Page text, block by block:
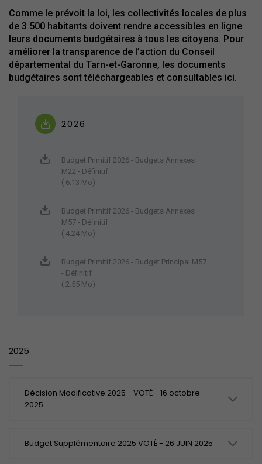
Comme le prévoit la loi, les collectivités locales de plus
de 3 500 habitants doivent rendre accessibles en ligne
leurs documents budgétaires à tous les citoyens. Pour
améliorer la transparence de l’action du Conseil
départemental du Tarn-et-Garonne, les documents
budgétaires sont téléchargeables et consultables ici.
2026
Budget Primitif 2026 - Budgets Annexes
M22 - Définitif
( 6.13 Mo)
Budget Primitif 2026 - Budgets Annexes
M57 - Définitif
( 4.24 Mo)
Budget Primitif 2026 - Budget Principal M57
- Définitif
( 2.55 Mo)
2025
Décision Modificative 2025 - VOTÉ - 16 octobre
2025
Budget Supplémentaire 2025 VOTÉ - 26 JUIN 2025